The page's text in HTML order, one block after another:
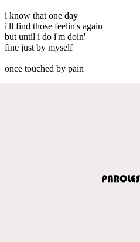
i know that one day
i'll find those feelin's again
but until i do i'm doin'
fine just by myself
once touched by pain